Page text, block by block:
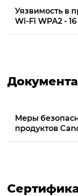
Уязвимость в
Wi-Fi WPA2 -
Меры
продуктов